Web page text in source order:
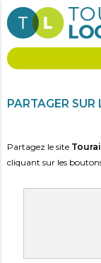
PARTAGE
PARTAGER
Partagez le site
cliquant sur les